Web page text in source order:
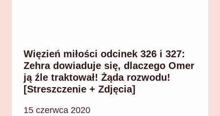
Więzień miłości odcinek 326 i 327:
Zehra dowiaduje się, dlaczego Omer
ją źle traktował! Żąda rozwodu!
[Streszczenie + Zdjęcia]
15 czerwca 2020